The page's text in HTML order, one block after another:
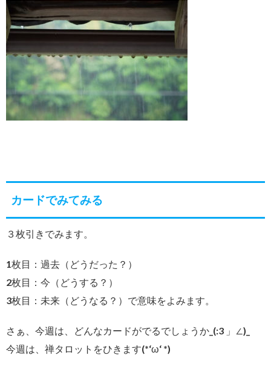
カードでみてみる
３枚引きでみます。
1枚目：過去（どうだった？）
2枚目：今（どうする？）
3枚目：未来（どうなる？）で意味をよみます。
さぁ、今週は、どんなカードがでるでしょうか_(:3 」∠)_
今週は、禅タロットをひきます(*‘ω‘ *)